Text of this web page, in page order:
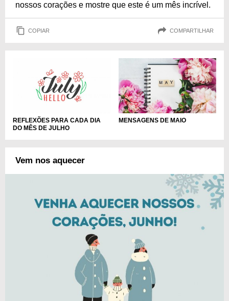
nossos corações e mostre que este é um mês incrível.
COPIAR COMPARTILHAR
REFLEXÕES PARA CADA DIA
DO MÊS DE JULHO
MENSAGENS DE MAIO
Vem nos aquecer